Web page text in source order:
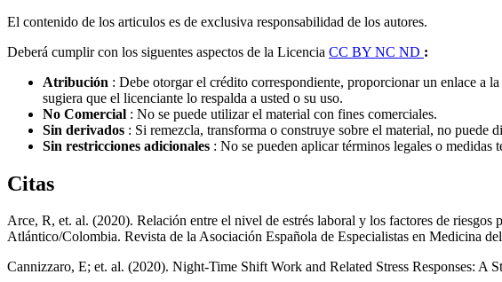
El contenido de los articulos es de exclusiva responsabilidad de los autores.
Deberá cumplir con los siguentes aspectos de la Licencia CC BY NC ND :
Atribución : Debe otorgar el crédito correspondiente, proporcionar un enlace a
sugiera que el licenciante lo respalda a usted o su uso.
No Comercial : No se puede utilizar el material con fines comerciales.
Sin derivados : Si remezcla, transforma o construye sobre el material, no puede
Sin restricciones adicionales : No se pueden aplicar términos legales o medidas
Citas
Arce, R, et. al. (2020). Relación entre el nivel de estrés laboral y los factores de
Atlántico/Colombia. Revista de la Asociación Española de Especialistas en Medicina
Cannizzaro, E; et. al. (2020). Night-Time Shift Work and Related Stress Responses: